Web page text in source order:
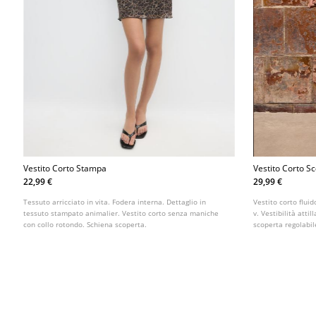
Vestito Corto Stampa
22,99 €
Tessuto arricciato in vita. Fodera interna. Dettaglio in
tessuto stampato animalier. Vestito corto senza maniche
con collo rotondo. Schiena scoperta.
Vestito Corto
29,99 €
Vestito corto
v. Vestibilità
scoperta